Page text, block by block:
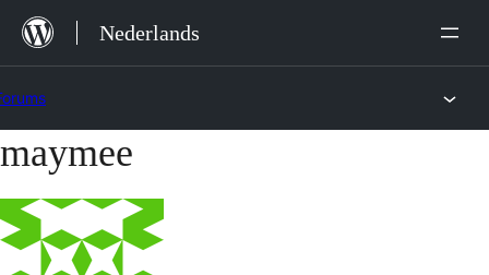
naar
Nederlands
Ga
inhoud
maymee